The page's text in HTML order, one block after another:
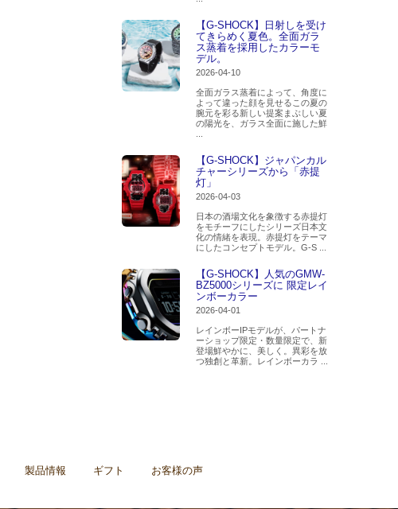
【G-SHOCK】日射しを受け
てきらめく夏色。全面ガラ
ス蒸着を採用したカラーモ
デル。
2026-04-10
全面ガラス蒸着によって、角度に
よって違った顔を見せるこの夏の
腕元を彩る新しい提案まぶしい夏
の陽光を、ガラス全面に施した鮮
【G-SHOCK】ジャパンカル
チャーシリーズから「赤提
灯」
2026-04-03
日本の酒場文化を象徴する赤提灯
をモチーフにしたシリーズ日本文
化の情緒を表現。赤提灯をテーマ
にしたコンセプトモデル。G-S ...
【G-SHOCK】人気のGMW-
BZ5000シリーズに 限定レイ
ンボーカラー
2026-04-01
レインボーIPモデルが、パートナ
ーショップ限定・数量限定で、新
登場鮮やかに、美しく。異彩を放
つ独創と革新。レインボーカラ ...
製品情報 ギフト お客様の声